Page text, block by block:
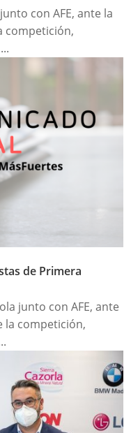
con AFE, ante la
competición,
de Primera
junto con AFE, ante
la competición,